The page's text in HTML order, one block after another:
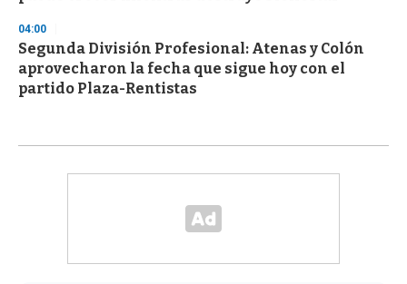
04:00
Segunda División Profesional: Atenas y Colón
aprovecharon la fecha que sigue hoy con el
partido Plaza-Rentistas